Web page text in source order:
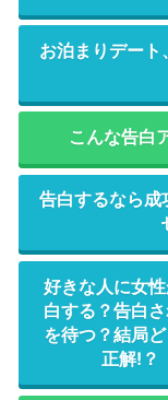
お泊まりデー
こんな告白
告白するなら成
好きな人に女
白する？告白
を待つ？結局
正解!？